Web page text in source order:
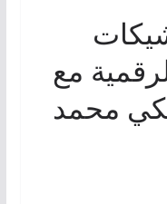
مع
محمد